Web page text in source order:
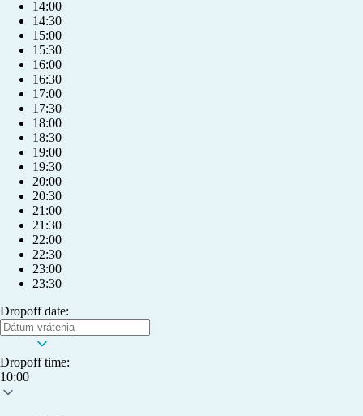
+421 904 039 039
14:00
14:30
15:00
15:30
16:00
16:30
17:00
17:30
18:00
18:30
19:00
19:30
20:00
20:30
21:00
21:30
22:00
22:30
23:00
23:30
Dropoff date:
Dropoff time:
10:00